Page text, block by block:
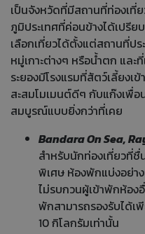
เป็นจังหวัดที่มีสถานที่ท่องเ
ภูมิประเทศที่ค่อนข้างได้เปรี
เลือกเที่ยวได้ตั้งแต่สถานที่ปร
หมู่เกาะต่างๆ หรือน้ำตก และ
ระยองมีโรงแรมที่สัตว์เลี้ยงเ
สะสมโมเมนต์ดีๆ กับแก๊งเพื่อ
สมบูรณ์แบบยิ่งกว่าที่เคย
Bandara On Sea,
สำหรับนักท่องเที่ยวที่ชื่
พิเศษ ห้องพักแบ่งอย่า
ไม่รบกวนผู้เข้าพักห้อ
พักสามารถรองรับได้เ
10 กิโลกรัมเท่านั้น